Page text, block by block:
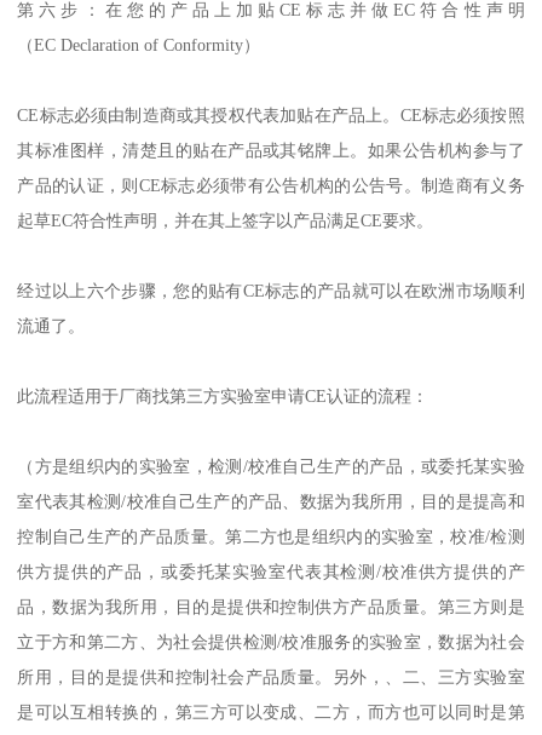
第六步：在您的产品上加贴CE标志并做EC符合性声明
（EC Declaration of Conformity）
CE标志必须由制造商或其授权代表加贴在产品上。CE标志必须按照
其标准图样，清楚且的贴在产品或其铭牌上。如果公告机构参与了
产品的认证，则CE标志必须带有公告机构的公告号。制造商有义务
起草EC符合性声明，并在其上签字以产品满足CE要求。
经过以上六个步骤，您的贴有CE标志的产品就可以在欧洲市场顺利
流通了。
此流程适用于厂商找第三方实验室申请CE认证的流程：
（方是组织内的实验室，检测/校准自己生产的产品，或委托某实验
室代表其检测/校准自己生产的产品、数据为我所用，目的是提高和
控制自己生产的产品质量。第二方也是组织内的实验室，校准/检测
供方提供的产品，或委托某实验室代表其检测/校准供方提供的产
品，数据为我所用，目的是提供和控制供方产品质量。第三方则是
立于方和第二方、为社会提供检测/校准服务的实验室，数据为社会
所用，目的是提供和控制社会产品质量。另外，、二、三方实验室
是可以互相转换的，第三方可以变成、二方，而方也可以同时是第